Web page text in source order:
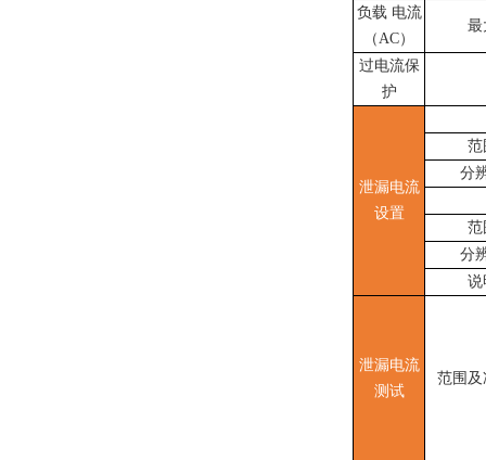
负载 电流
（AC）
最
过电流保
护
泄漏电流
设置
范
分
范
分
说
泄漏电流
测试
范围及